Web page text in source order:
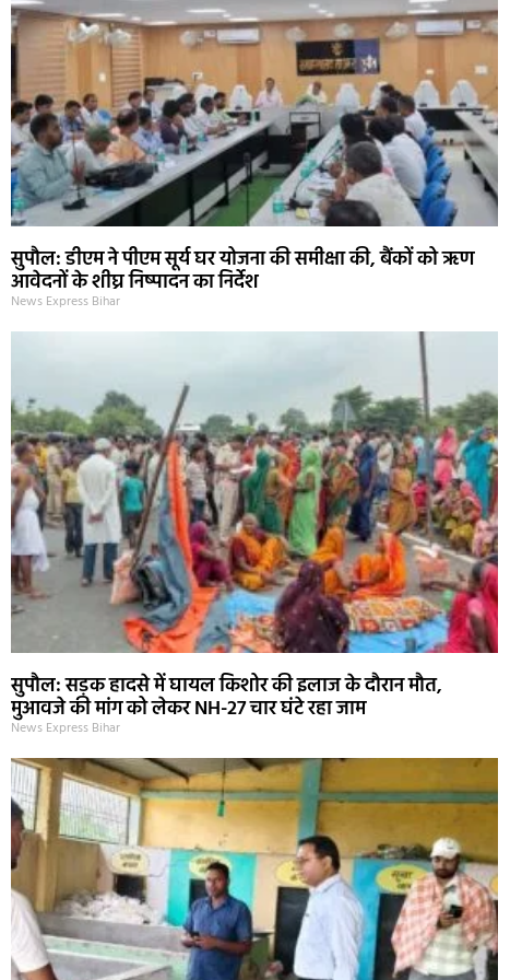
सुपौल: डीएम ने पीएम सूर्य घर योजना की समीक्षा की, बैंकों को ऋण
आवेदनों के शीघ्र निष्पादन का निर्देश
News Express Bihar
सुपौल: सड़क हादसे में घायल किशोर की इलाज के दौरान मौत,
मुआवजे की मांग को लेकर NH-27 चार घंटे रहा जाम
News Express Bihar